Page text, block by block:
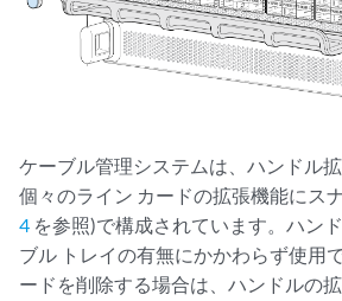
ケーブル管理システムは、ハンドル
個々のライン カードの拡張機能にス
4 を参照)で構成されています。ハン
ブル トレイの有無にかかわらず使用
ードを削除する場合は、ハンドルの